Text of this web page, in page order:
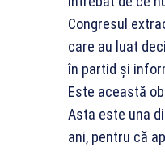
Congresul
care au luat
în partid şi
Este această
Asta este una
ani, pentru că